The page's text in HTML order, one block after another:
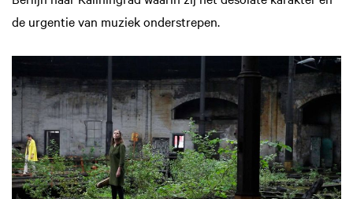
de urgentie van muziek onderstrepen.